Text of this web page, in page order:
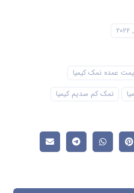
عمده نمک کیمیا
نمک کم سدیم کیمیا